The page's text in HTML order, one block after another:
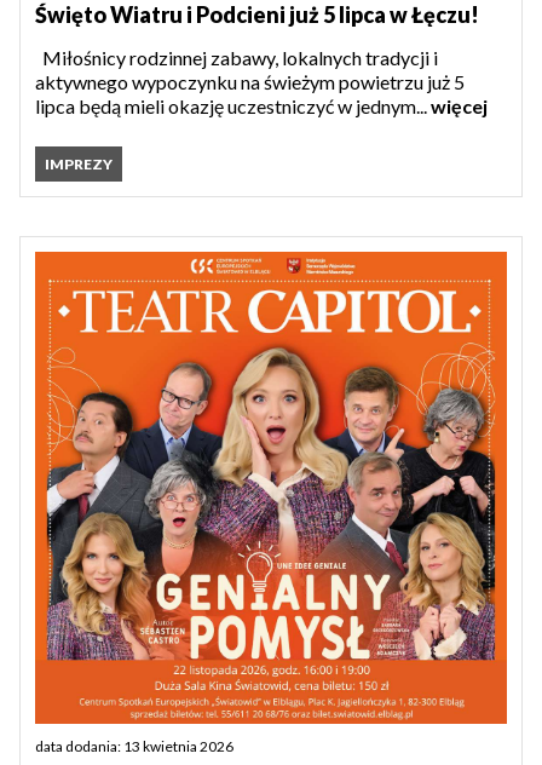
Święto Wiatru i Podcieni już 5 lipca w Łęczu!
Miłośnicy rodzinnej zabawy, lokalnych tradycji i
aktywnego wypoczynku na świeżym powietrzu już 5
lipca będą mieli okazję uczestniczyć w jednym...więcej
IMPREZY
data dodania: 13 kwietnia 2026